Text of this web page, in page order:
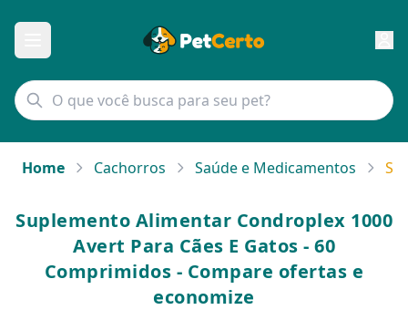
Home Cachorros Saúde e Medicamentos
Suplemento Alimentar Condroplex 1000
Avert Para Cães E Gatos - 60
Comprimidos - Compare ofertas e
economize